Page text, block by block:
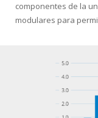
componentes de la
modulares para